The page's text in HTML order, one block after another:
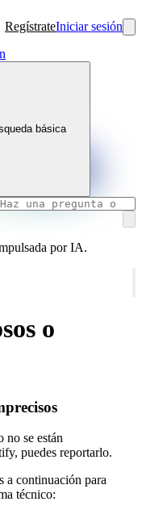
RegístrateIniciar sesión
básica
por IA.
o
no se están
puedes reportarlo.
a continuación para
técnico: